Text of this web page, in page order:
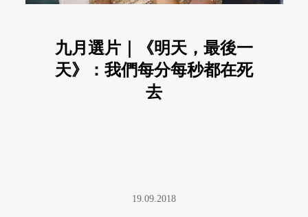
九月選片｜《明天，最後一
天》：我們每分每秒都在死
去
19.09.2018